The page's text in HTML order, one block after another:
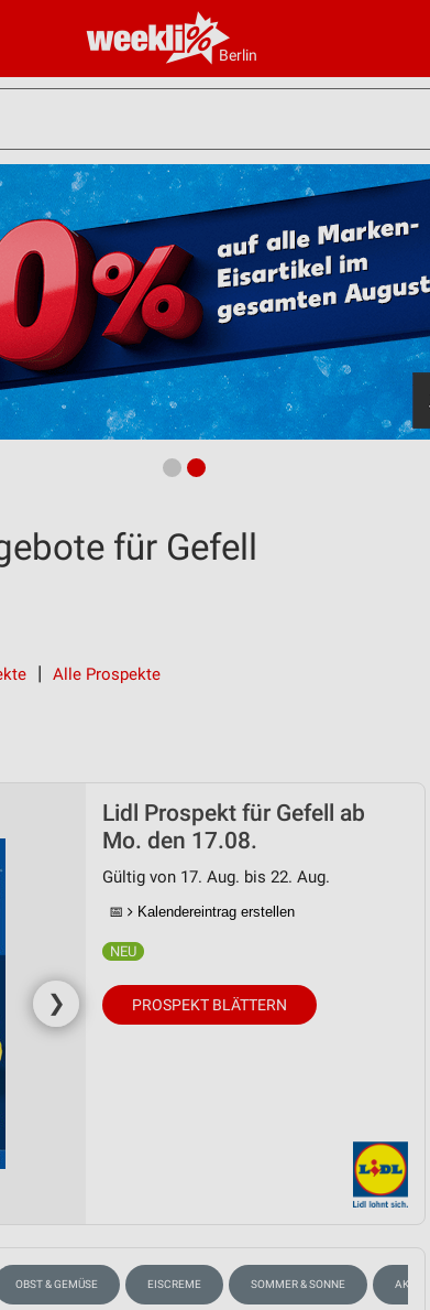
Berlin
für Gefell
Alle Prospekte
❯
Lidl Prospekt für Gefell ab
Mo. den 17.08.
Gültig von 17. Aug. bis 22. Aug.
📅 Kalendereintrag erstellen
PROSPEKT BLÄTTERN
OBST & GEMÜSE EISCREME SOMMER & SONNE